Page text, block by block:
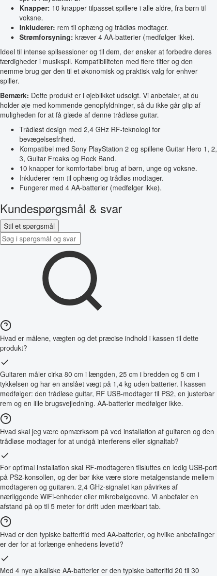
Knapper: 10 knapper tilpasset spillere i alle aldre, fra børn til
voksne.
Inkluderer: rem til ophæng og trådløs modtager.
Strømforsyning: kræver 4 AA-batterier (medfølger ikke).
Ideel til intense spilsessioner og til dem, der ønsker at forbedre deres
færdigheder i musikspil. Kompatibiliteten med flere titler og den
nemme brug gør den til et økonomisk og praktisk valg for enhver
spiller.
Bemærk: Dette produkt er i øjeblikket udsolgt. Vi anbefaler, at du
holder øje med kommende genopfyldninger, så du ikke går glip af
muligheden for at få glæde af denne trådløse guitar.
Trådløst design med 2,4 GHz RF-teknologi for
bevægelsesfrihed.
Kompatibel med Sony PlayStation 2 og spillene Guitar Hero 1, 2,
3, Guitar Freaks og Rock Band.
10 knapper for komfortabel brug af børn, unge og voksne.
Inkluderer rem til ophæng og trådløs modtager.
Fungerer med 4 AA-batterier (medfølger ikke).
Kundespørgsmål & svar
Stil et spørgsmål
Hvad er målene, vægten og det præcise indhold i kassen til dette
produkt?
Guitaren måler cirka 80 cm i længden, 25 cm i bredden og 5 cm i
tykkelsen og har en anslået vægt på 1,4 kg uden batterier. I kassen
medfølger: den trådløse guitar, RF USB-modtager til PS2, en justerbar
rem og en lille brugsvejledning. AA-batterier medfølger ikke.
Hvad skal jeg være opmærksom på ved installation af guitaren og den
trådløse modtager for at undgå interferens eller signaltab?
For optimal installation skal RF-modtageren tilsluttes en ledig USB-port
på PS2-konsollen, og der bør ikke være store metalgenstande mellem
modtageren og guitaren. 2,4 GHz-signalet kan påvirkes af
nærliggende WiFi-enheder eller mikrobølgeovne. Vi anbefaler en
afstand på op til 5 meter for drift uden mærkbart tab.
Hvad er den typiske batteritid med AA-batterier, og hvilke anbefalinger
er der for at forlænge enhedens levetid?
Med 4 nye alkaliske AA-batterier er den typiske batteritid 20 til 30